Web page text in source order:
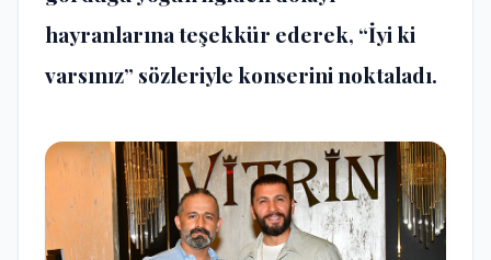
hayranlarına teşekkür ederek, “İyi ki
varsınız” sözleriyle konserini noktaladı.